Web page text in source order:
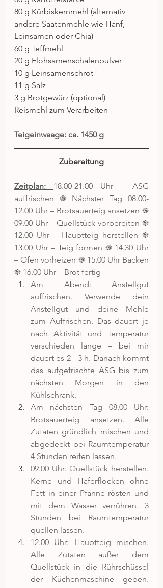
80 g Kürbiskernmehl (alternativ
andere Saatenmehle wie Hanf,
Leinsamen oder Chia)
60 g Teffmehl
20 g Flohsamenschalenpulver
10 g Leinsamenschrot
11 g Salz
3 g Brotgewürz (optional)
Reismehl zum Verarbeiten
Teigeinwaage: ca. 1450 g
Zubereitung
Zeitplan: 18.00-21.00 Uhr – ASG
auffrischen ֎ Nächster Tag 08.00-
12.00 Uhr – Brotsauerteig ansetzen ֎
09.00 Uhr – Quellstück vorbereiten ֎
12.00 Uhr – Hauptteig herstellen ֎
13.00 Uhr – Teig formen ֎ 14.30 Uhr
– Ofen vorheizen ֎ 15.00 Uhr Backen
֎ 16.00 Uhr – Brot fertig
Am Abend: Anstellgut
auffrischen. Verwende dein
Anstellgut und deine Mehle
zum Auffrischen. Das dauert je
nach Aktivität und Temperatur
verschieden lange – bei mir
dauert es 2 - 3 h. Danach kommt
das aufgefrischte ASG bis zum
nächsten Morgen in den
Kühlschrank.
Am nächsten Tag 08.00 Uhr:
Brotsauerteig ansetzen. Alle
Zutaten gründlich mischen und
abgedeckt bei Raumtemperatur
4 Stunden reifen lassen.
09.00 Uhr: Quellstück herstellen.
Kerne und Haferflocken ohne
Fett in einer Pfanne rösten und
mit dem Wasser verrühren. 3
Stunden bei Raumtemperatur
quellen lassen.
12.00 Uhr: Hauptteig mischen.
Alle Zutaten außer dem
Quellstück in die Rührschüssel
der Küchenmaschine geben.